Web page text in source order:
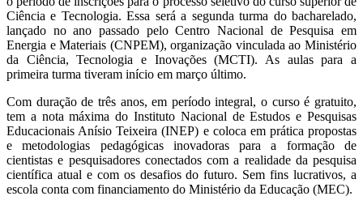
Ciência e Tecnologia. Essa será a segunda turma do bacharelado,
lançado no ano passado pelo Centro Nacional de Pesquisa em
Energia e Materiais (CNPEM), organização vinculada ao Ministério
da Ciência, Tecnologia e Inovações (MCTI). As aulas para a
primeira turma tiveram início em março último.
Com duração de três anos, em período integral, o curso é gratuito,
tem a nota máxima do Instituto Nacional de Estudos e Pesquisas
Educacionais Anísio Teixeira (INEP) e coloca em prática propostas
e metodologias pedagógicas inovadoras para a formação de
cientistas e pesquisadores conectados com a realidade da pesquisa
científica atual e com os desafios do futuro. Sem fins lucrativos, a
escola conta com financiamento do Ministério da Educação (MEC).